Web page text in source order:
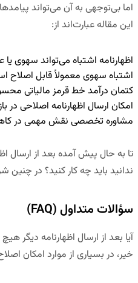
اما بی‌توجهی به آن می‌تواند
این مقاله عبارت‌اند از:
اظهارنامه اشتباه می‌تواند سهوی
اشتباه سهوی معمولاً قابل اصلاح
کتمان درآمد خط قرمز مالیاتی
امکان ارسال اظهارنامه اصلاحی
مشاوره تخصصی نقش مهمی در
تا به حال پیش آمده بعد از ارسال
ندانید باید چه کار کنید؟ در
سؤالات متداول (FAQ)
آیا بعد از ارسال اظهارنامه دیگر
خیر، در بسیاری از موارد امکان